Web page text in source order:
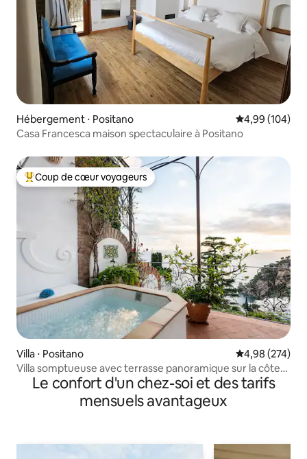
Hébergement ⋅ Positano Évaluation
4,99 (104)
Casa Francesca maison spectaculaire à Positano
Coups de cœur voyageurs les plus appréciés
Coup de cœur voyageurs
Villa ⋅ Positano Évaluation
4,98 (274)
Villa somptueuse avec terrasse panoramique sur la côte
amalfitaine
Le confort d'un chez-soi et des tarifs
mensuels avantageux